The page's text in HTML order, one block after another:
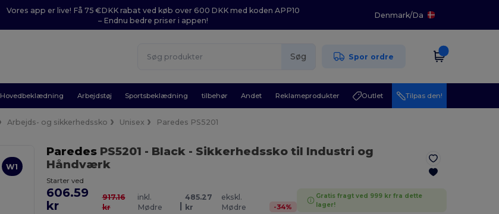
Vores app er live! Få 75 €DKK rabat ved køb over 600 DKK med koden APP10
– Endnu bedre priser i appen!
Denmark/Da
Søg Spor ordre
Hovedbeklædning Arbejdstøj Sportsbeklædning tilbehør Andet Reklameprodukter Outlet Tilpas den!
Arbejds- og sikkerhedssko Unisex Paredes PS5201
W1
ParedesPS5201 - Black- Sikkerhedssko til Industri og
Håndværk
Starter ved
606.59
kr
917.16
kr
inkl.
Mødre
|
485.27
kr
ekskl.
Mødre
-34%
Gratis fragt ved 999 kr fra dette
lager!